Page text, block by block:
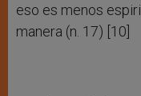
eso es menos
manera (n. 17) [10]